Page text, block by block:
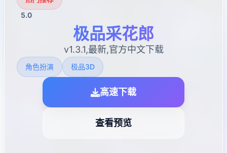
5.0
极品采花郎
v1.3.1,最新,官方中文下载
角色扮演 极品3D
高速下载
查看预览